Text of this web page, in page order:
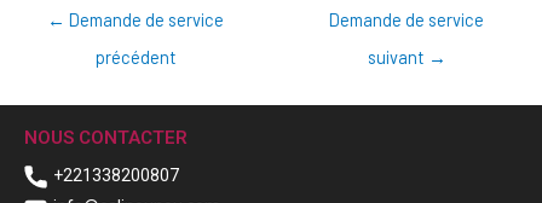
← Demande de service
précédent
Demande de service
suivant →
NOUS CONTACTER
+221338200807